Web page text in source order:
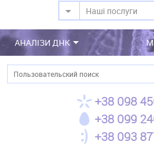
Наші послуги
АНАЛІЗИ ДНК
Пошук
+38 098
+38 099
+38 093